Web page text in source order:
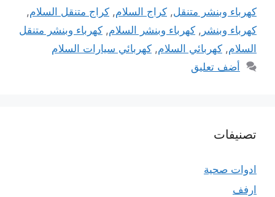
كهرباء وبنشر متنقل, كراج السلام, كراج متنقل السلام,
كهرباء وبنشر , كهرباء وبنشر السلام, كهرباء وبنشر متنقل
السلام, كهربائي السلام, كهربائي سيارات السلام
أضف تعليق
تصنيفات
ادوات صحية
ارفف